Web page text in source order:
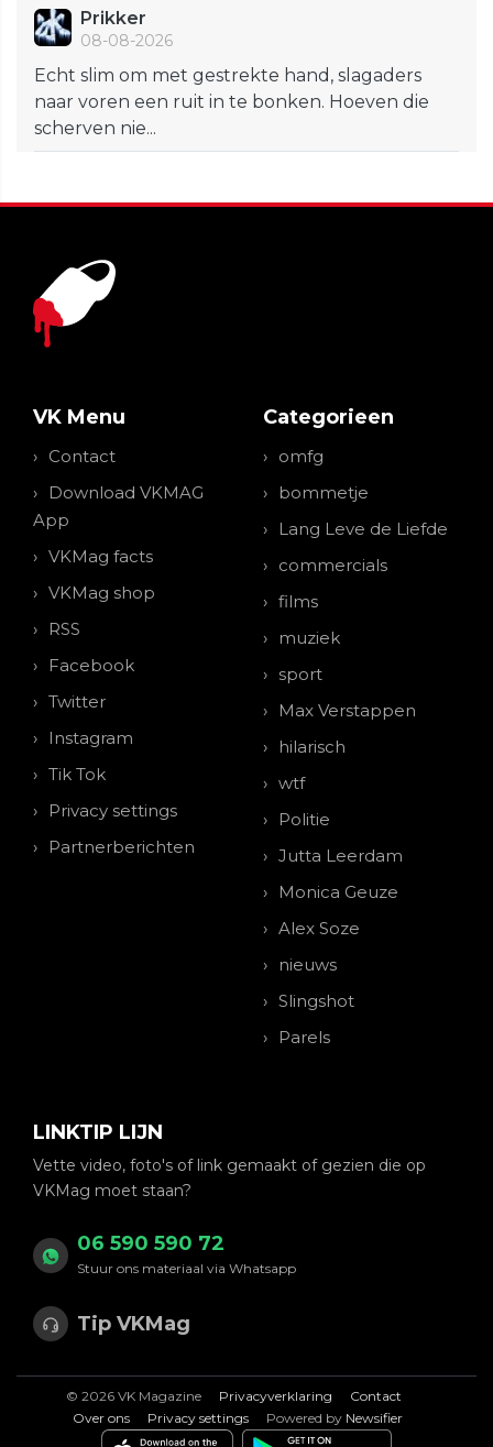
Prikker
08-08-2026
Echt slim om met gestrekte hand, slagaders
naar voren een ruit in te bonken. Hoeven die
scherven nie...
VK Menu
Contact
Download VKMAG
App
VKMag facts
VKMag shop
RSS
Facebook
Twitter
Instagram
Tik Tok
Privacy settings
Partnerberichten
Categorieen
omfg
bommetje
Lang Leve de Liefde
commercials
films
muziek
sport
Max Verstappen
hilarisch
wtf
Politie
Jutta Leerdam
Monica Geuze
Alex Soze
nieuws
Slingshot
Parels
LINKTIP LIJN
Vette video, foto's of link gemaakt of gezien die op
VKMag moet staan?
06 590 590 72
Stuur ons materiaal via Whatsapp
Tip VKMag
© 2026 VK Magazine Privacyverklaring
Contact
Over ons
Privacy settings Powered by Newsifier